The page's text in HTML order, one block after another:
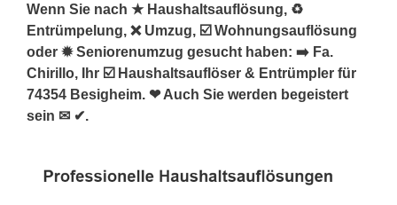
Wenn Sie nach ★ Haushaltsauflösung, ♻
Entrümpelung, ❌ Umzug, ☑️ Wohnungsauflösung
oder ✹ Seniorenumzug gesucht haben: ➡️ Fa.
Chirillo, Ihr ☑️ Haushaltsauflöser & Entrümpler für
74354 Besigheim. ❤ Auch Sie werden begeistert
sein ✉ ✔.